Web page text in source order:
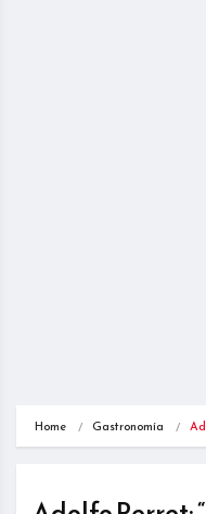
Home Gastronomía